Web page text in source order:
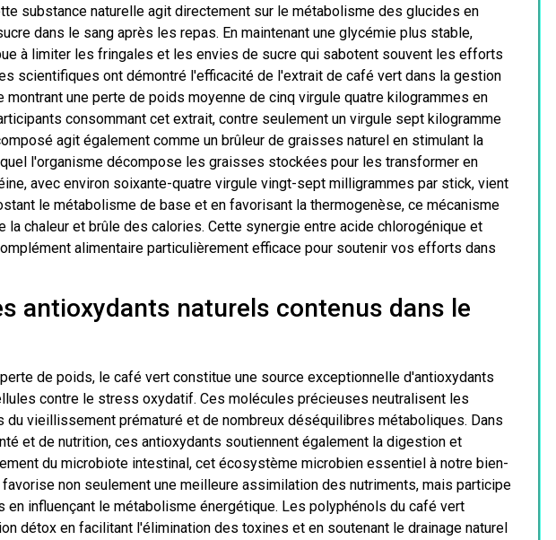
substance naturelle agit directement sur le métabolisme des glucides en
dans le sang après les repas. En maintenant une glycémie plus stable,
à limiter les fringales et les envies de sucre qui sabotent souvent les efforts
scientifiques ont démontré l'efficacité de l'extrait de café vert dans la gestion
montrant une perte de poids moyenne de cinq virgule quatre kilogrammes en
consommant cet extrait, contre seulement un virgule sept kilogramme
agit également comme un brûleur de graisses naturel en stimulant la
l'organisme décompose les graisses stockées pour les transformer en
avec environ soixante-quatre virgule vingt-sept milligrammes par stick, vient
le métabolisme de base et en favorisant la thermogenèse, ce mécanisme
la chaleur et brûle des calories. Cette synergie entre acide chlorogénique et
alimentaire particulièrement efficace pour soutenir vos efforts dans
antioxydants naturels contenus dans le
de poids, le café vert constitue une source exceptionnelle d'antioxydants
contre le stress oxydatif. Ces molécules précieuses neutralisent les
du vieillissement prématuré et de nombreux déséquilibres métaboliques. Dans
et de nutrition, ces antioxydants soutiennent également la digestion et
du microbiote intestinal, cet écosystème microbien essentiel à notre bien-
non seulement une meilleure assimilation des nutriments, mais participe
en influençant le métabolisme énergétique. Les polyphénols du café vert
détox en facilitant l'élimination des toxines et en soutenant le drainage naturel